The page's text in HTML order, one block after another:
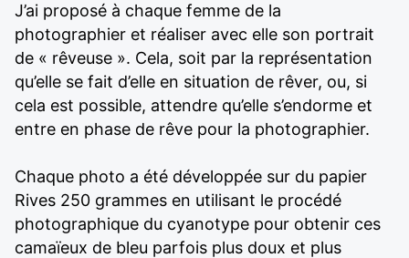
J’ai proposé à chaque femme de la
photographier et réaliser avec elle son portrait
de « rêveuse ». Cela, soit par la représentation
qu’elle se fait d’elle en situation de rêver, ou, si
cela est possible, attendre qu’elle s’endorme et
entre en phase de rêve pour la photographier.
Chaque photo a été développée sur du papier
Rives 250 grammes en utilisant le procédé
photographique du cyanotype pour obtenir ces
camaïeux de bleu parfois plus doux et plus